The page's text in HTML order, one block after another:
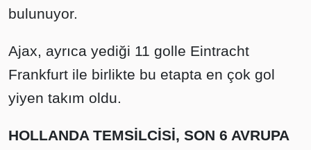
bulunuyor.
Ajax, ayrıca yediği 11 golle Eintracht
Frankfurt ile birlikte bu etapta en çok gol
yiyen takım oldu.
HOLLANDA TEMSİLCİSİ, SON 6 AVRUPA